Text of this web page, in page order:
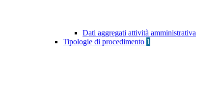
Dati aggregati attività amministrativa
Tipologie di procedimento 1